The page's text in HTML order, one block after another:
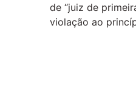
de “juiz de
violação ao